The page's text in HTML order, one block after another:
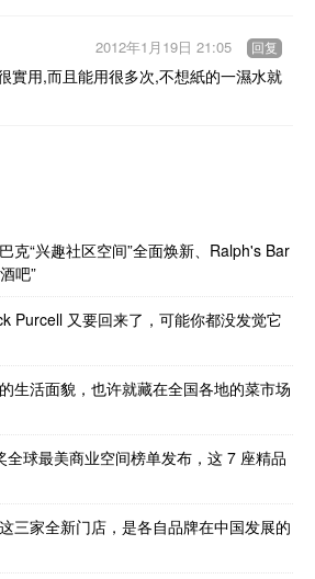
實用,而且能用很多次,不想紙的一濕水就
2012年1月19日 21:05 回复
克“兴趣社区空间”全面焕新、Ralph's Bar
吧”
Purcell 又要回来了，可能你都没发觉它
生活面貌，也许就藏在全国各地的菜市场
全球最美商业空间榜单发布，这 7 座精品
三家全新门店，是各自品牌在中国发展的